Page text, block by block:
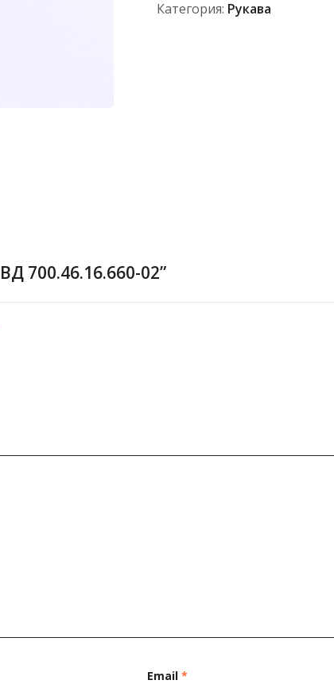
Категория: Рукава
700.46.16.660-02”
Email *